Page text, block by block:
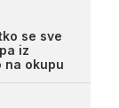
se sve
iz
na okupu